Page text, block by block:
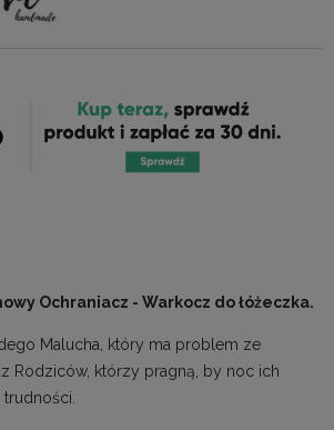
Ochraniacz - Warkocz do łóżeczka.
Malucha, który ma problem ze
Rodziców, którzy pragną, by noc ich
trudności.